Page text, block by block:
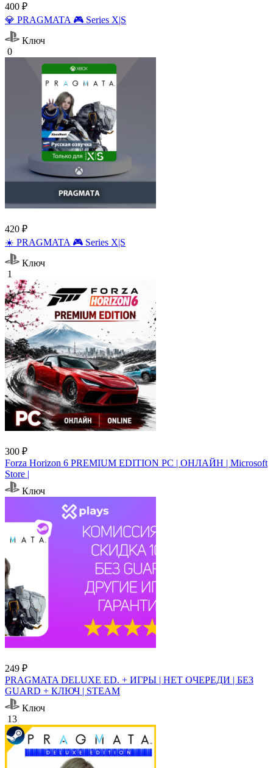
400 ₽
💎 PRAGMATA 🎮 Series X|S
Ключ
0
420 ₽
☀️ PRAGMATA 🎮 Series X|S
Ключ
1
300 ₽
Forza Horizon 6 PREMIUM EDITION PC | ОНЛАЙН | Microsoft
Store |
Ключ
249 ₽
PRAGMATA DELUXE ED. + ИГРЫ | НЕТ ОЧЕРЕДИ | БЕЗ
GUARD + КЛЮЧ | STEAM
Ключ
13